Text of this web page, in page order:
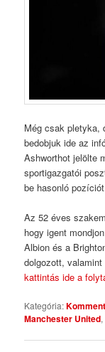
Még csak pletyka,
bedobjuk ide az
Ashworthot jelölte
sportigazgatói
be hasonló
Az 52 éves
hogy igent
Albion és a
dolgozott,
kattintás ide a
Kategória:
Manchester United,